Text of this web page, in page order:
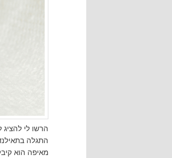
הרשו לי
מאיפה הוא